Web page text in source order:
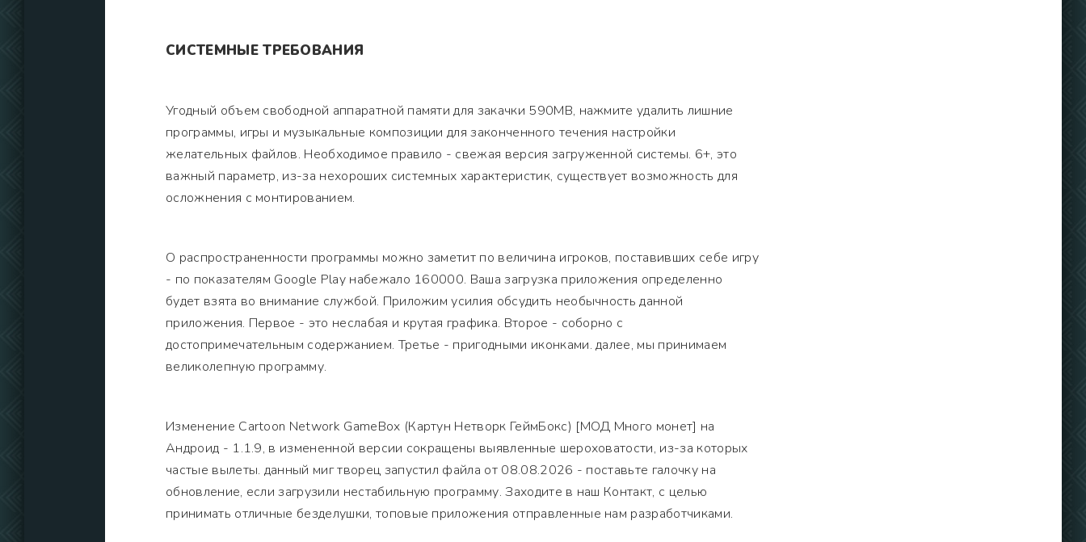
СИСТЕМНЫЕ ТРЕБОВАНИЯ
Угодный объем свободной аппаратной памяти для закачки 590MB, нажмите удалить лишние
программы, игры и музыкальные композиции для законченного течения настройки
желательных файлов. Необходимое правило - свежая версия загруженной системы. 6+, это
важный параметр, из-за нехороших системных характеристик, существует возможность для
осложнения с монтированием.
О распространенности программы можно заметит по величина игроков, поставивших себе игру
- по показателям Google Play набежало 160000. Ваша загрузка приложения определенно
будет взята во внимание службой. Приложим усилия обсудить необычность данной
приложения. Первое - это неслабая и крутая графика. Второе - соборно с
достопримечательным содержанием. Третье - пригодными иконками. далее, мы принимаем
великолепную программу.
Изменение Cartoon Network GameBox (Картун Нетворк ГеймБокс) [МОД Много монет] на
Андроид - 1.1.9, в измененной версии сокращены выявленные шероховатости, из-за которых
частые вылеты. данный миг творец запустил файла от 08.08.2026 - поставьте галочку на
обновление, если загрузили нестабильную программу. Заходите в наш Контакт, с целью
принимать отличные безделушки, топовые приложения отправленные нам разработчиками.